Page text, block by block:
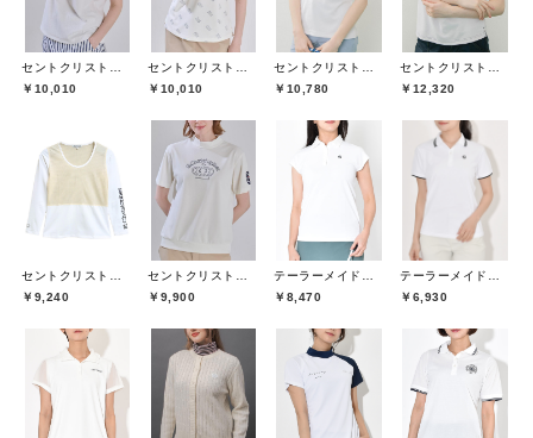
セントクリストファーゴルフ(St.ChristopherGolf)
￥10,010
セントクリストファーゴルフ(St.ChristopherGolf)
￥10,010
セントクリストファーゴルフ(St.ChristopherGolf)
￥10,780
セントクリストファーゴルフ(St.ChristopherGolf)
￥12,320
セントクリストファーゴルフ(St.ChristopherGolf)
￥9,240
セントクリストファーゴルフ(St.ChristopherGolf)
￥9,900
テーラーメイドゴルフ(TaylorMade Golf)
￥8,470
テーラーメイドゴルフ(TaylorMade Golf)
￥6,930